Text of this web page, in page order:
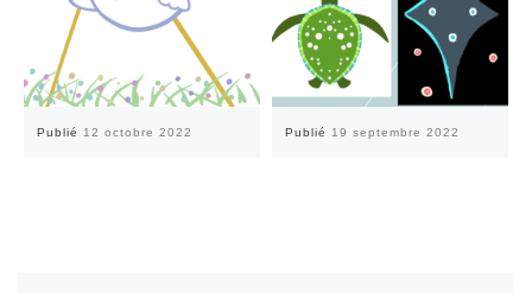
Publié 12 octobre 2022 Publié 19 septembre 2022